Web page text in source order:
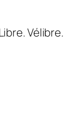
Vélibre.